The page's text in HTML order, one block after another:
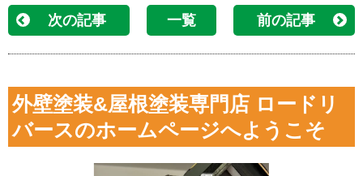
次の記事 一覧 前の記事
外壁塗装&屋根塗装専門店 ロードリ
バースのホームページへようこそ